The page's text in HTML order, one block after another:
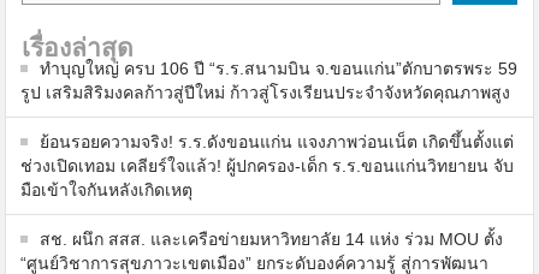
เรื่องล่าสุด
ทำบุญใหญ่ ครบ 106 ปี “ร.ร.สนามบิน จ.ขอนแก่น”ตักบาตรพระ 59
รูป เสริมสิริมงคลก้าวสู่ปีใหม่ ก้าวสู่โรงเรียนประจำจังหวัดคุณภาพสูง
ย้อนรอยความจริง! ร.ร.ดังขอนแก่น แจงภาพว่อนเน็ต เกิดขึ้นตั้งแต่
ช่วงเปิดเทอม เคลียร์ใจแล้ว! ผู้ปกครอง-เด็ก ร.ร.ขอนแก่นวิทยายน จับ
มือเข้าใจกันหลังเกิดเหตุ
สช. ผนึก สสส. และเครือข่ายมหาวิทยาลัย 14 แห่ง ร่วม MOU ตั้ง
“ศูนย์วิชาการสุขภาวะเขตเมือง” ยกระดับองค์ความรู้ สู่การพัฒนา